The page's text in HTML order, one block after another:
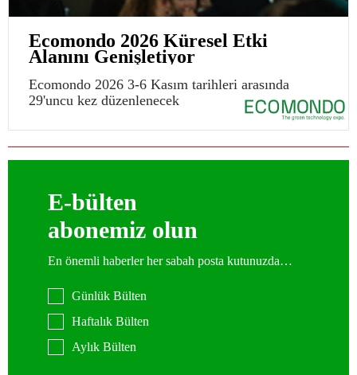
Ecomondo 2026 Küresel Etki
Alanını Genişletiyor
Ecomondo 2026 3-6 Kasım tarihleri arasında
29'uncu kez düzenlenecek
E-bülten
abonemiz olun
En önemli haberler her sabah posta kutunuzda…
Günlük Bülten
Haftalık Bülten
Aylık Bülten